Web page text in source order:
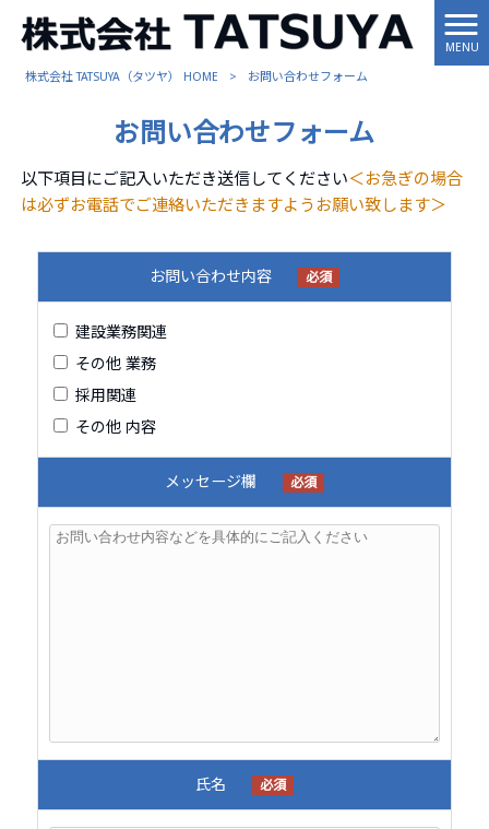
MENU
株式会社 TATSUYA（タツヤ） HOME > お問い合わせフォーム
お問い合わせフォーム
以下項目にご記入いただき送信してください＜お急ぎの場合
は必ずお電話でご連絡いただきますようお願い致します＞
お問い合わせ内容 必須
建設業務関連
その他 業務
採用関連
その他 内容
メッセージ欄 必須
氏名 必須